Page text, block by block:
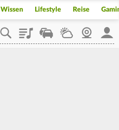
Wissen Lifestyle Reise
PlaylistStaupilotWetterWebcam